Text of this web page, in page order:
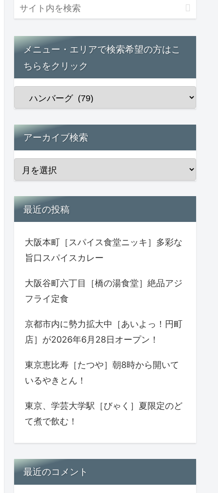
メニュー・エリアで検索希望の方はこ
ちらをクリック
アーカイブ検索
最近の投稿
大阪本町［スパイス食堂ニッキ］多彩な
旨口スパイスカレー
大阪谷町六丁目［橋の湯食堂］絶品アジ
フライ定食
京都市内に勢力拡大中［あいよっ！円町
店］が2026年6月28日オープン！
東京恵比寿［たつや］朝8時から開いて
いるやきとん！
東京、学芸大学駅［びゃく］夏限定のど
て煮で飲む！
最近のコメント